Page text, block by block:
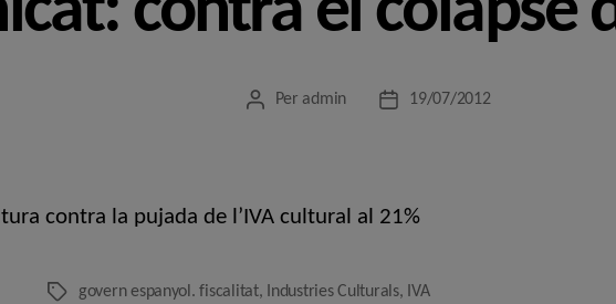
Autor
Per admin
Data19/07/2012
contra la pujada de l’IVA cultural al 21%
Etiquetesgovern espanyol. fiscalitat, Industries Culturals, IVA